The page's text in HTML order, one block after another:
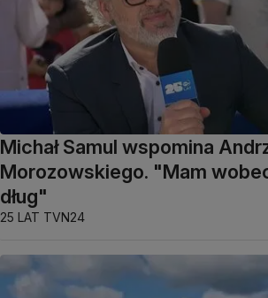
Michał Samul wspomina
Morozowskiego. "Mam
dług"
25 LAT TVN24